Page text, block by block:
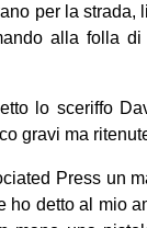
per la strada,
alla folla di
lo sceriffo
gravi ma
Press un
detto al mio